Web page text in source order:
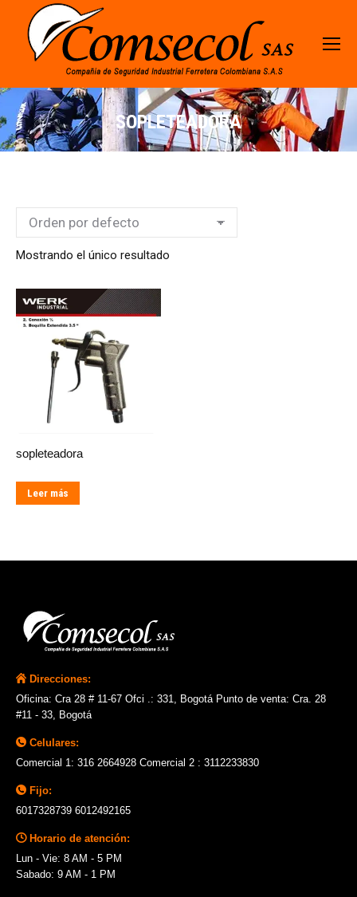
SOPLETEADORA
Mostrando el único resultado
sopleteadora
Leer más
Direcciones:
Oficina: Cra 28 # 11-67 Ofci .: 331, Bogotá Punto de venta: Cra. 28
#11 - 33, Bogotá
Celulares:
Comercial 1: 316 2664928 Comercial 2 : 3112233830
Fijo:
6017328739 6012492165
Horario de atención:
Lun - Vie: 8 AM - 5 PM
Sabado: 9 AM - 1 PM